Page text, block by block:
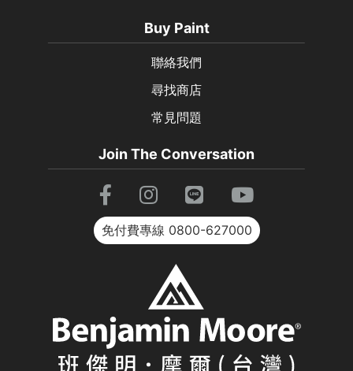
Buy Paint
聯絡我們
尋找商店
常見問題
Join The Conversation
免付費專線 0800-627000